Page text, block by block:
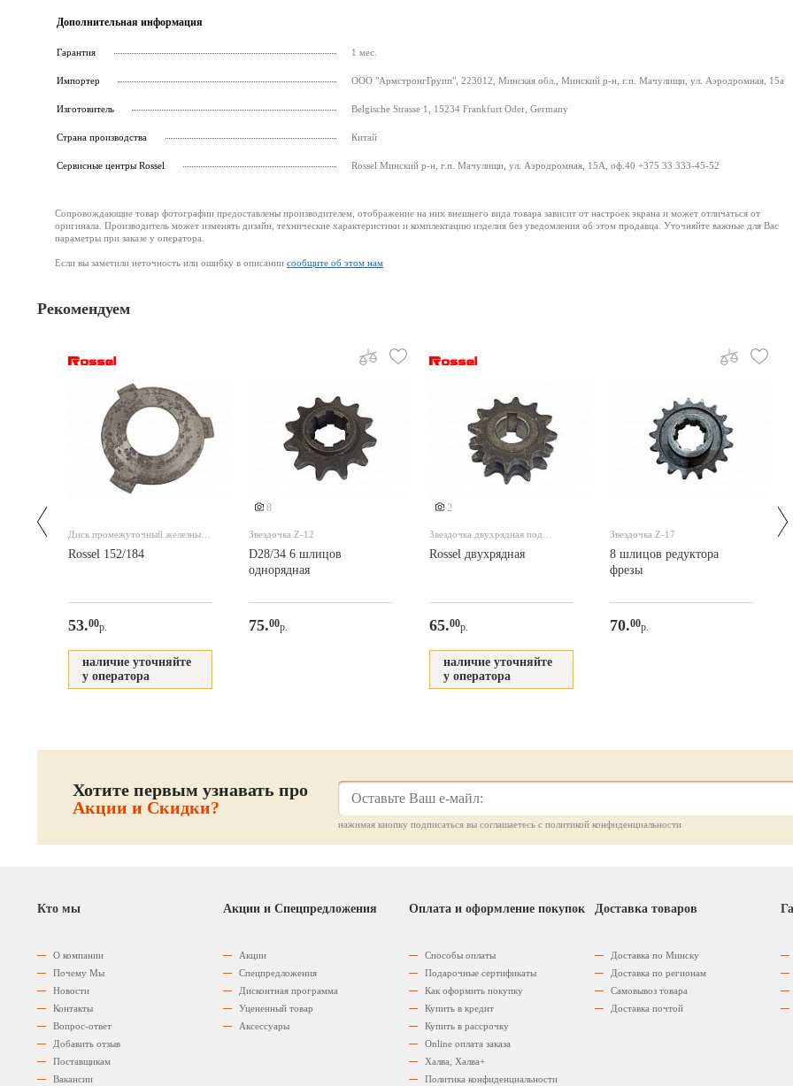
Дополнительная информация
Гарантия 1 мес.
Импортер ООО "АрмстронгГрупп", 223012, Минская обл., Минский р-н, г.п. Мачулищи, ул. Аэродромная, 15а
Изготовитель Belgische Strasse 1, 15234 Frankfurt Oder, Germany
Страна производства Китай
Cервисные центры Rossel Rossel Минский р-н, г.п. Мачулищи, ул. Аэродромная, 15А, оф.40 +375 33 333-45-52
Сопровождающие товар фотографии предоставлены производителем, отображение на них внешнего вида товара зависит от настроек экрана и может отличаться от
оригинала. Производитель может изменять дизайн, технические характеристики и комплектацию изделия без уведомления об этом продавца. Уточняйте важные для Вас
параметры при заказе у оператора.
Если вы заметили неточность или ошибку в описании сообщите об этом нам
Рекомендуем
Диск промежуточный железный
Rossel 152/184
53.00р.
наличие уточняйте
у оператора
8
Звездочка Z-12
D28/34 6 шлицов
однорядная
75.00р.
2
Звездочка двухрядная под
Rossel двухрядная
65.00р.
наличие уточняйте
у оператора
Звездочка Z-17
8 шлицов редуктора
фрезы
70.00р.
Хотите первым узнавать про
Акции и Скидки?
нажимая кнопку подписаться вы соглашаетесь с политикой конфиденциальности
Кто мы
О компании
Почему Мы
Новости
Контакты
Вопрос-ответ
Добавить отзыв
Поставщикам
Вакансии
Акции и Спецпредложения
Акции
Спецпредложения
Дисконтная программа
Уцененный товар
Аксессуары
Оплата и оформление покупок
Способы оплаты
Подарочные сертификаты
Как оформить покупку
Купить в кредит
Купить в рассрочку
Оnline оплата заказа
Халва, Халва+
Политика конфиденциальности
Доставка товаров
Доставка по Минску
Доставка по регионам
Самовывоз товара
Доставка почтой